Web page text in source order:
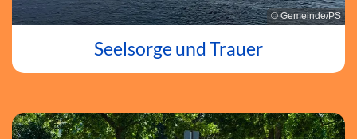
© Gemeinde/PS
Seelsorge und Trauer